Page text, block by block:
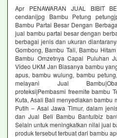
Apr PENAWARAN JUAL BIBIT
cendanijpg Bambu Petung
Bambu Partai Besar Dengan
jual bambu partai besar dengan
berbagai jenis dan ukuran
Gombong, Bambu Tali, Bambu
Bambu Omzetnya Capai Puluhan
Video UKM Jan Biasanya bambu
apus, bambu wulung, bambu
melayani Jual
proteksi|Pembasmi freemite bambu
Kuta, Asali Bali menyediakan bambu
Putih – Asal Jawa Timur, dalam
dan Jual Beli Bambu Bantulbiz
Selain untuk meningkatkan nilai jual
produk tersebut terbuat dari bambu